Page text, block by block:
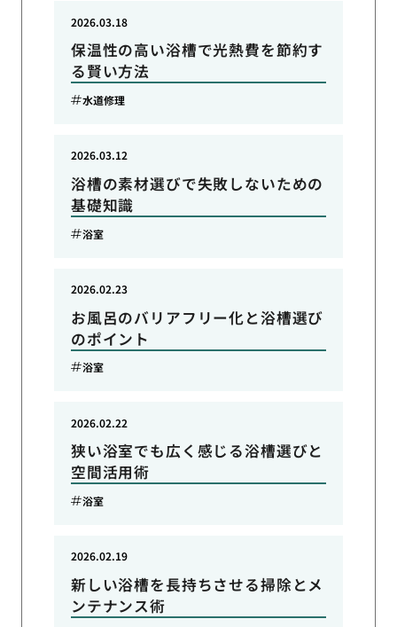
保温性の高い浴槽で光熱費を節約す
る賢い方法
2026.03.18
水道修理
浴槽の素材選びで失敗しないための
基礎知識
2026.03.12
浴室
お風呂のバリアフリー化と浴槽選び
のポイント
2026.02.23
浴室
狭い浴室でも広く感じる浴槽選びと
空間活用術
2026.02.22
浴室
新しい浴槽を長持ちさせる掃除とメ
ンテナンス術
2026.02.19